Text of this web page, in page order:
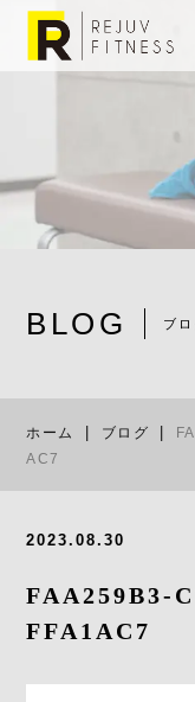
BLOG ブロ
ホーム ブログ
AC7
2023.08.30
FAA259B3-
FFA1AC7
▼